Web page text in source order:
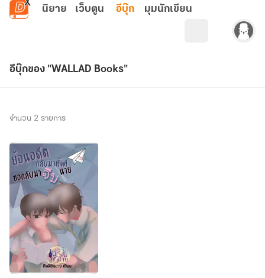
ข้ามไปยังเนื้อหาหลัก
นิยาย เว็บตูน อีบุ๊ก มุมนักเขียน
อีบุ๊กของ "WALLAD Books"
จำนวน 2 รายการ